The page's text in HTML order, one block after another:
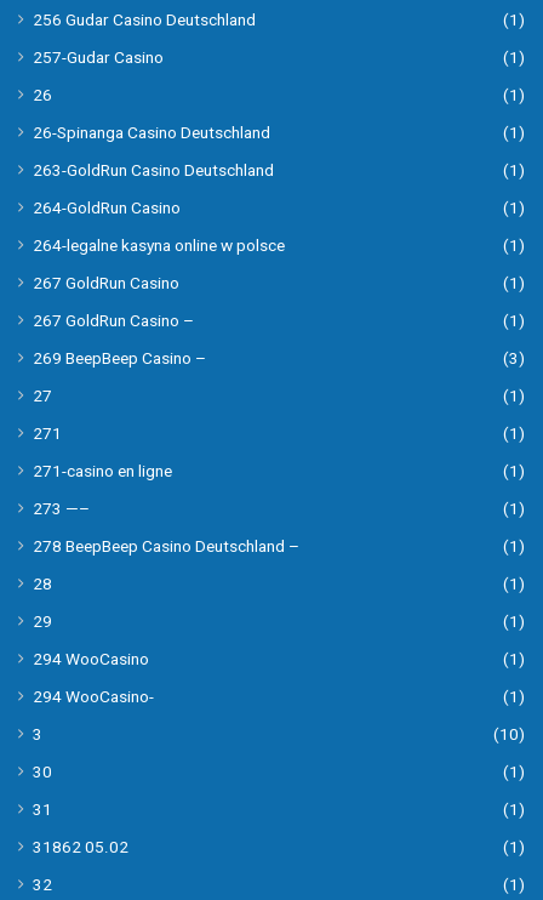
256 Gudar Casino Deutschland
(1)
257-Gudar Casino
(1)
26
(1)
26-Spinanga Casino Deutschland
(1)
263-GoldRun Casino Deutschland
(1)
264-GoldRun Casino
(1)
264-legalne kasyna online w polsce
(1)
267 GoldRun Casino
(1)
267 GoldRun Casino –
(1)
269 BeepBeep Casino –
(3)
27
(1)
271
(1)
271-casino en ligne
(1)
273 —–
(1)
278 BeepBeep Casino Deutschland –
(1)
28
(1)
29
(1)
294 WooCasino
(1)
294 WooCasino-
(1)
3
(10)
30
(1)
31
(1)
31862 05.02
(1)
32
(1)